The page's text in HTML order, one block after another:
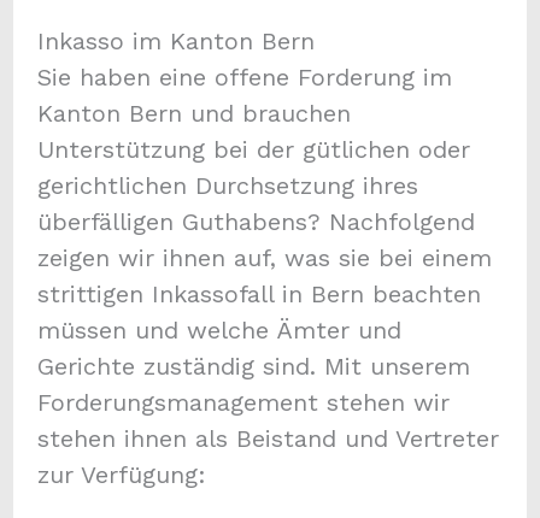
Inkasso im Kanton Bern
Sie haben eine offene Forderung im
Kanton Bern und brauchen
Unterstützung bei der gütlichen oder
gerichtlichen Durchsetzung ihres
überfälligen Guthabens? Nachfolgend
zeigen wir ihnen auf, was sie bei einem
strittigen Inkassofall in Bern beachten
müssen und welche Ämter und
Gerichte zuständig sind. Mit unserem
Forderungsmanagement stehen wir
stehen ihnen als Beistand und Vertreter
zur Verfügung: